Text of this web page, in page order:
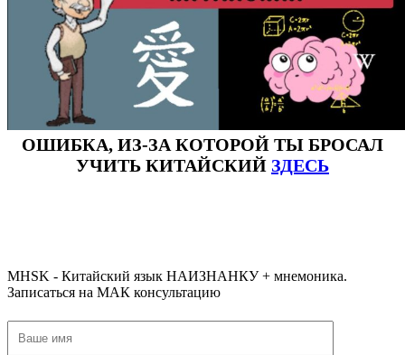
ОШИБКА, ИЗ-ЗА КОТОРОЙ ТЫ БРОСАЛ
УЧИТЬ КИТАЙСКИЙ ЗДЕСЬ
MHSK - Китайский язык НАИЗНАНКУ + мнемоника.
Записаться на МАК консультацию